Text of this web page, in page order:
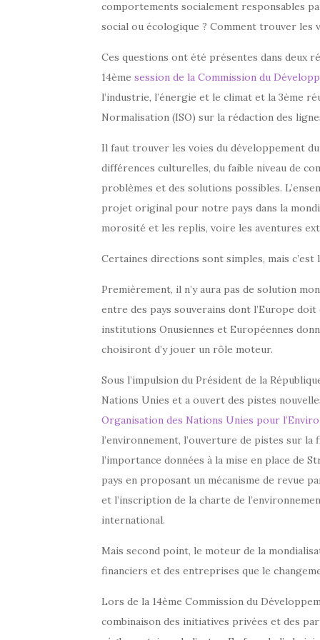
comportements socialement responsables
social ou écologique ? Comment trouver les
Ces questions ont été présentes dans deux
14ème session de la Commission du
l’industrie, l’énergie et le climat et la 3ème
Normalisation (ISO) sur la rédaction des
Il faut trouver les voies du développement
différences culturelles, du faible niveau de
problèmes et des solutions possibles.
projet original pour notre pays dans la
morosité et les replis, voire les aventures
Certaines directions sont simples, mais
Premièrement, il n’y aura pas de solution
entre des pays souverains dont l’Europe
institutions Onusiennes et Européennes
choisiront d’y jouer un rôle moteur.
Sous l’impulsion du Président de la
Nations Unies et a ouvert des pistes
Organisation des Nations Unies pour
l’environnement, l’ouverture de pistes sur
l’importance données à la mise en place de
pays en proposant un mécanisme de revue
et l’inscription de la charte de
international.
Mais second point, le moteur de la
financiers et des entreprises que le
Lors de la 14ème Commission du
combinaison des initiatives privées et des